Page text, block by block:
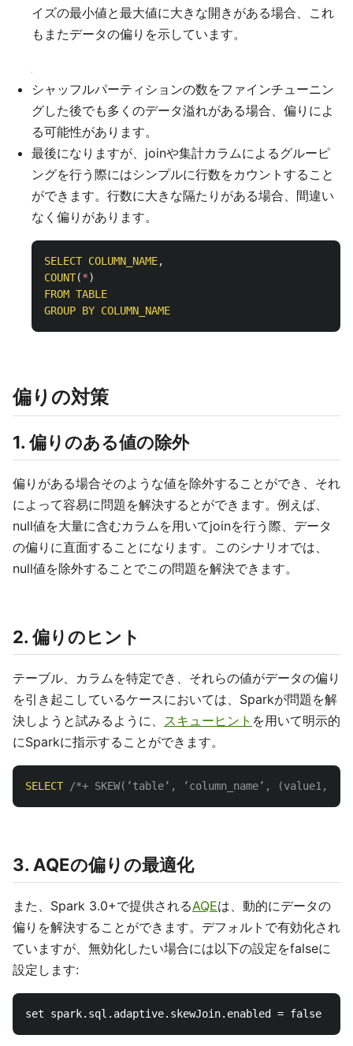
イズの最小値と最大値に大きな開きがある場合、これ
もまたデータの偏りを示しています。
シャッフルパーティションの数をファインチューニン
グした後でも多くのデータ溢れがある場合、偏りによ
る可能性があります。
最後になりますが、joinや集計カラムによるグルーピ
ングを行う際にはシンプルに行数をカウントすること
ができます。行数に大きな隔たりがある場合、間違い
なく偏りがあります。
SELECT COLUMN_NAME,
COUNT(*)
FROM TABLE
GROUP BY COLUMN_NAME
偏りの対策
1. 偏りのある値の除外
偏りがある場合そのような値を除外することができ、それ
によって容易に問題を解決するとができます。例えば、
null値を大量に含むカラムを用いてjoinを行う際、データ
の偏りに直面することになります。このシナリオでは、
null値を除外することでこの問題を解決できます。
2. 偏りのヒント
テーブル、カラムを特定でき、それらの値がデータの偏り
を引き起こしているケースにおいては、Sparkが問題を解
決しようと試みるように、 スキューヒント を用いて明示的
にSparkに指示することができます。
SELECT /*+ SKEW(’table’, ’column_name’, (value1,
3. AQEの偏りの最適化
また、Spark 3.0+で提供されるAQEは、動的にデータの
偏りを解決することができます。デフォルトで有効化され
ていますが、無効化したい場合には以下の設定をfalseに
設定します: